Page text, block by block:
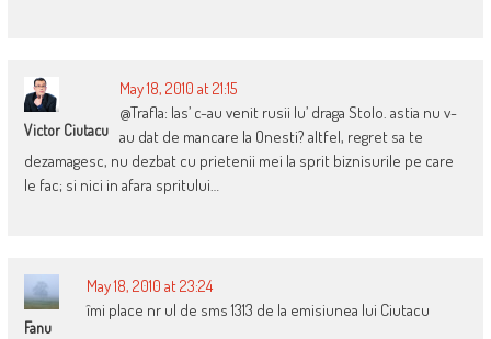
Victor Ciutacu
May 18, 2010 at 21:15
@Trafla: las’ c-au venit rusii lu’ draga Stolo. astia nu v-
au dat de mancare la Onesti? altfel, regret sa te
dezamagesc, nu dezbat cu prietenii mei la sprit biznisurile pe care
le fac; si nici in afara spritului…
Fanu
May 18, 2010 at 23:24
îmi place nr ul de sms 1313 de la emisiunea lui Ciutacu